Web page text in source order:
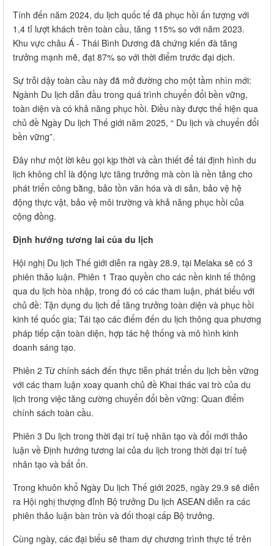
Tính đến năm 2024, du lịch quốc tế đã phục hồi ấn tượng với
1,4 tỉ lượt khách trên toàn cầu, tăng 115% so với năm 2023.
Khu vực châu Á - Thái Bình Dương đã chứng kiến đà tăng
trưởng mạnh mẽ, đạt 87% so với thời điểm trước đại dịch.
Sự trỗi dậy toàn cầu này đã mở đường cho một tầm nhìn mới:
Ngành Du lịch dẫn đầu trong quá trình chuyển đổi bền vững,
toàn diện và có khả năng phục hồi. Điều này được thể hiện qua
chủ đề Ngày Du lịch Thế giới năm 2025, “ Du lịch và chuyển đổi
bền vững”.
Đây như một lời kêu gọi kịp thời và cần thiết để tái định hình du
lịch không chỉ là động lực tăng trưởng mà còn là nền tảng cho
phát triển công bằng, bảo tồn văn hóa và di sản, bảo vệ hệ
động thực vật, bảo vệ môi trường và khả năng phục hồi của
cộng đồng.
Định hướng tương lai của du lịch
Hội nghị Du lịch Thế giới diễn ra ngày 28.9, tại Melaka sẽ có 3
phiên thảo luận. Phiên 1 Trao quyền cho các nền kinh tế thông
qua du lịch hòa nhập, trong đó có các tham luận, phát biểu với
chủ đề: Tận dụng du lịch để tăng trưởng toàn diện và phục hồi
kinh tế quốc gia; Tái tạo các điểm đến du lịch thông qua phương
pháp tiếp cận toàn diện, hợp tác hệ thống và mô hình kinh
doanh sáng tạo.
Phiên 2 Từ chính sách đến thực tiễn phát triển du lịch bền vững
với các tham luận xoay quanh chủ đề Khai thác vai trò của du
lịch trong việc tăng cường chuyển đổi bền vững: Quan điểm
chính sách toàn cầu.
Phiên 3 Du lịch trong thời đại trí tuệ nhân tạo và đổi mới thảo
luận về Định hướng tương lai của du lịch trong thời đại trí tuệ
nhân tạo và bất ổn.
Trong khuôn khổ Ngày Du lịch Thế giới 2025, ngày 29.9 sẽ diễn
ra Hội nghị thượng đỉnh Bộ trưởng Du lịch ASEAN diễn ra các
phiên thảo luận bàn tròn và đối thoại cấp Bộ trưởng.
Cùng ngày, các đại biểu sẽ tham dự chương trình thực tế trên